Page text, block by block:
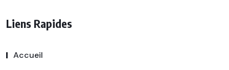
Liens Rapides
Accueil